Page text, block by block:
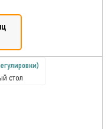
стол